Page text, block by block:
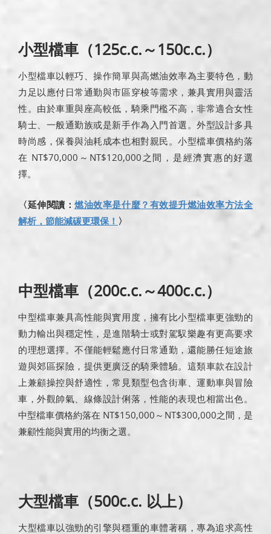
小型檔車（125c.c.～150c.c.）
小型檔車以輕巧、操作簡單與高燃油效率為主要特色，動
力足以應付日常通勤與市區穿梭等需求，兼具實用與靈活
性。由於車重與座高較低，騎乘門檻不高，非常適合女性
騎士、一般通勤族或是新手作為入門首選。外型設計多具
時尚感，保養與油耗成本也相對親民。小型檔車價格約落
在 NT$70,000～NT$120,000之間，是經濟實惠的好選
擇。
〈延伸閱讀：燃油效率是什麼？有效提升燃油效率方法全
解析，節能減碳更環保！ 〉
中型檔車（200c.c.～400c.c.）
中型檔車兼具高性能與實用度，擁有比小型檔車更強勁的
動力輸出與穩定性，是進階騎士或對駕馭樂趣有更高要求
的理想選擇。不僅能輕鬆應付日常通勤，還能勝任短途旅
遊與郊區探險，提供更廣泛的騎乘體驗。這類車款在設計
上兼顧操控與舒適性，常見類型包含街車、運動車與冒險
車，外觀帥氣、線條設計俐落，性能的表現也相當出色。
中型檔車價格約落在 NT$150,000～NT$300,000之間，是
兼顧性能與實用的均衡之選。
大型檔車（500c.c. 以上）
大型檔車以強勁的引擎與穩重的車體著稱，專為追求高性